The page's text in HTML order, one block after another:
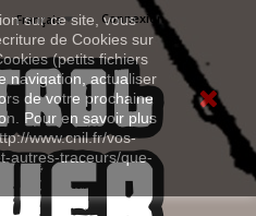
sur ce site, vous
de Cookies sur
(petits fichiers
navigation, actualiser
de votre prochaine
Pour en savoir plus
www.cnil.fr/vos-
autres-traceurs/que-
Connexion
Français